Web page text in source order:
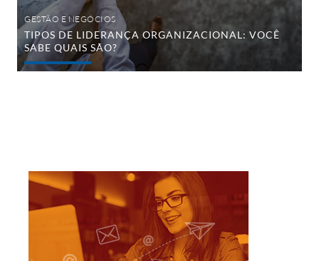
GESTÃO E NEGÓCIOS
TIPOS DE LIDERANÇA ORGANIZACIONAL: VOCÊ
SABE QUAIS SÃO?